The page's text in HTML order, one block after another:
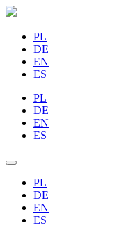
PL
DE
EN
ES
PL
DE
EN
ES
PL
DE
EN
ES